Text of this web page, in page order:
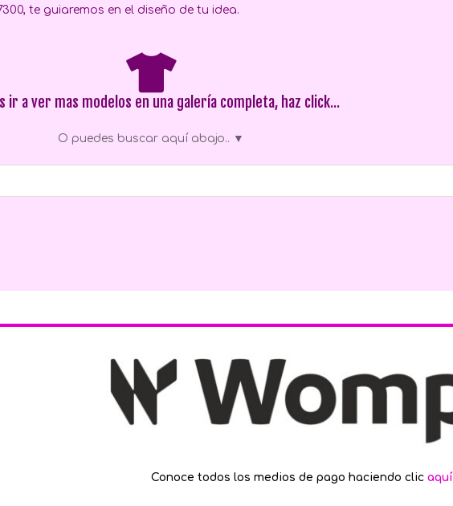
te guiaremos en el diseño de tu idea.
ir a ver mas modelos en una galería completa, haz click...
O puedes buscar aquí abajo.. ▼
Conoce todos los medios de pago haciendo clicaquí